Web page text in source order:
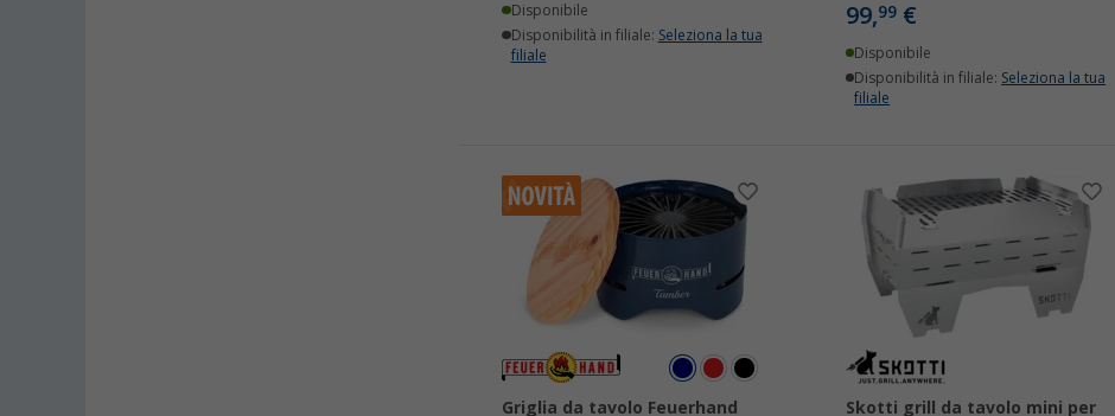
Disponibile
Disponibilità in filiale: Seleziona la tua
filiale
99,99€
Disponibile
Disponibilità in filiale: Seleziona la tua
filiale
Griglia da tavolo Feuerhand
Skotti grill da tavolo mini per